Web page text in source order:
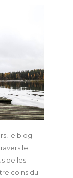
le blog
le
belles
coins du